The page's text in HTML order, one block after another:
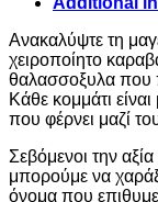
Ανακαλύψτε τη
χειροποίητο
θαλασσοξυλα που
Κάθε κομμάτι
που φέρνει μαζί
Σεβόμενοι την
μπορούμε να
όνομα που